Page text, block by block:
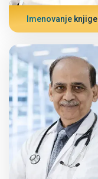
Imenovanje knjige